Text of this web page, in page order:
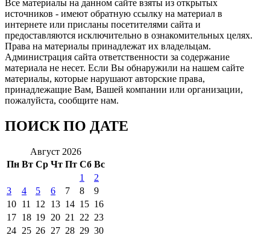
Все материалы на данном сайте взяты из открытых
источников - имеют обратную ссылку на материал в
интернете или присланы посетителями сайта и
предоставляются исключительно в ознакомительных целях.
Права на материалы принадлежат их владельцам.
Администрация сайта ответственности за содержание
материала не несет. Если Вы обнаружили на нашем сайте
материалы, которые нарушают авторские права,
принадлежащие Вам, Вашей компании или организации,
пожалуйста, сообщите нам.
ПОИСК ПО ДАТЕ
Август 2026
Пн Вт Ср Чт Пт Сб Вс
1
2
3
4 5 6 7 8
9
10 11 12 13 14 15 16
17 18 19 20 21 22 23
24 25 26 27 28 29 30